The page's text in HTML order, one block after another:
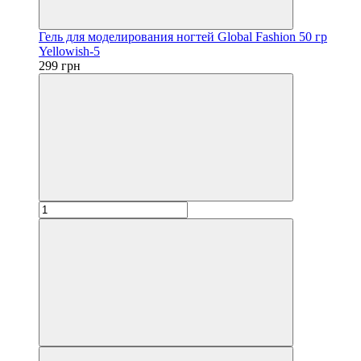
Гель для моделирования ногтей Global Fashion 50 гр
Yellowish-5
299 грн